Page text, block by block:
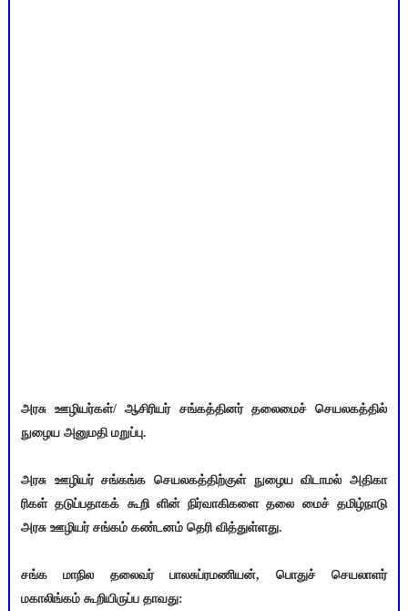
அரசு ஊழியர்கள்/ ஆசிரியர் சங்கத்தினர் தலைமைச் செயலகத்தில்
நுழைய அனுமதி மறுப்பு.
அரசு ஊழியர் சங்கங்க செயலகத்திற்குள் நுழைய விடாமல் அதிகா
ரிகள் தடுப்பதாகக் கூறி ளின் நிர்வாகிகளை தலை மைச் தமிழ்நாடு
அரசு ஊழியர் சங்கம் கண்டனம் தெரி வித்துள்ளது.
சங்க மாநில தலைவர் பாலசுப்ரமணியன், பொதுச் செயலாளர்
மகாலிங்கம் கூறியிருப்ப தாவது: